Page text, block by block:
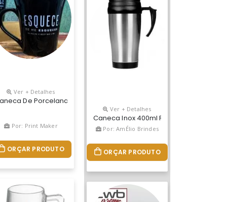
E Resistente A Microondas E Máquina De Lavar.
Premium (pp) Atóxico, Cores Vivas, Acabamento Impecável E
Com Design Exclusivo Grupo Bb. Fabricado Em Plástico
Ver + Detalhes
De Porcelana Preta, Modelo Tulipa, 330 Ml.
Por: Print Maker
ORÇAR PRODUTO
Ver + Detalhes
Caneca Inox 400ml Revestida
Por: AmÉlio Brindes
ORÇAR PRODUTO